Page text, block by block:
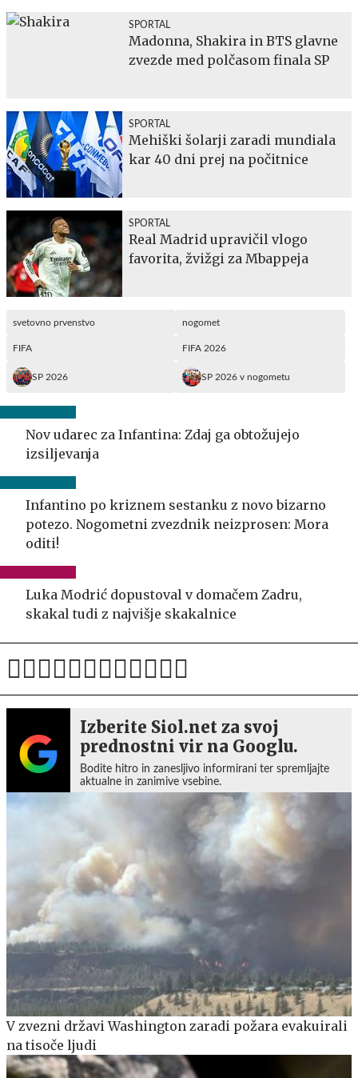
SPORTAL
Madonna, Shakira in BTS glavne
zvezde med polčasom finala SP
SPORTAL
Mehiški šolarji zaradi mundiala
kar 40 dni prej na počitnice
SPORTAL
Real Madrid upravičil vlogo
favorita, žvižgi za Mbappeja
svetovno prvenstvo nogomet
FIFA FIFA 2026
SP 2026 SP 2026 v nogometu
Nov udarec za Infantina: Zdaj ga obtožujejo
izsiljevanja
Infantino po kriznem sestanku z novo bizarno
potezo. Nogometni zvezdnik neizprosen: Mora
oditi!
Luka Modrić dopustoval v domačem Zadru,
skakal tudi z najvišje skakalnice
Izberite Siol.net za svoj
prednostni vir na Googlu.
Bodite hitro in zanesljivo informirani ter spremljajte
aktualne in zanimive vsebine.
V zvezni državi Washington zaradi požara evakuirali
na tisoče ljudi